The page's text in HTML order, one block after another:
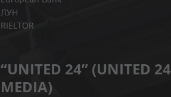
ЛУН
RIELTOR
“UNITED 24” (UNITED 24
MEDIA)